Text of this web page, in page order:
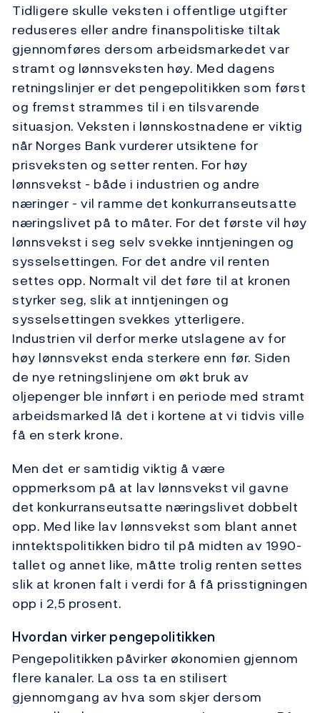
Tidligere skulle veksten i offentlige utgifter
reduseres eller andre finanspolitiske tiltak
gjennomføres dersom arbeidsmarkedet var
stramt og lønnsveksten høy. Med dagens
retningslinjer er det pengepolitikken som først
og fremst strammes til i en tilsvarende
situasjon. Veksten i lønnskostnadene er viktig
når Norges Bank vurderer utsiktene for
prisveksten og setter renten. For høy
lønnsvekst - både i industrien og andre
næringer - vil ramme det konkurranseutsatte
næringslivet på to måter. For det første vil høy
lønnsvekst i seg selv svekke inntjeningen og
sysselsettingen. For det andre vil renten
settes opp. Normalt vil det føre til at kronen
styrker seg, slik at inntjeningen og
sysselsettingen svekkes ytterligere.
Industrien vil derfor merke utslagene av for
høy lønnsvekst enda sterkere enn før. Siden
de nye retningslinjene om økt bruk av
oljepenger ble innført i en periode med stramt
arbeidsmarked lå det i kortene at vi tidvis ville
få en sterk krone.
Men det er samtidig viktig å være
oppmerksom på at lav lønnsvekst vil gavne
det konkurranseutsatte næringslivet dobbelt
opp. Med like lav lønnsvekst som blant annet
inntektspolitikken bidro til på midten av 1990-
tallet og annet like, måtte trolig renten settes
slik at kronen falt i verdi for å få prisstigningen
opp i 2,5 prosent.
Hvordan virker pengepolitikken
Pengepolitikken påvirker økonomien gjennom
flere kanaler. La oss ta en stilisert
gjennomgang av hva som skjer dersom